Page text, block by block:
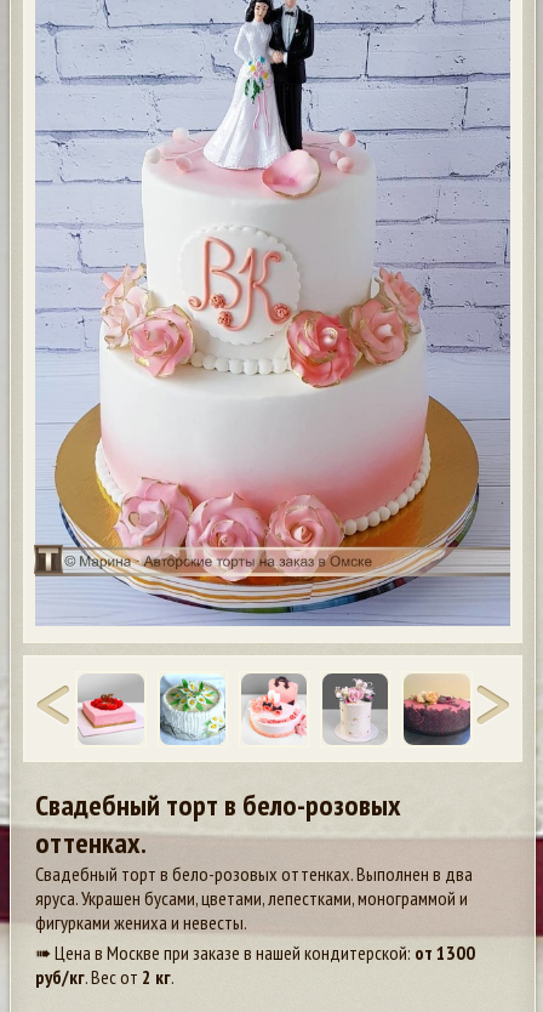
Свадебный торт в бело-розовых
оттенках.
Свадебный торт в бело-розовых оттенках. Выполнен в два
яруса. Украшен бусами, цветами, лепестками, монограммой и
фигурками жениха и невесты.
➠ Цена в Москве при заказе в нашей кондитерской: от 1300
руб/кг. Вес от 2 кг.